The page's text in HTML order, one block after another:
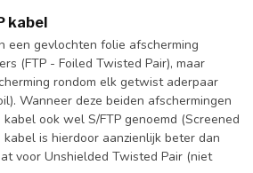
kabel
een gevlochten folie afscherming
(FTP - Foiled Twisted Pair), maar
rondom elk getwist aderpaar
Wanneer deze beiden afschermingen
ook wel S/FTP genoemd (Screened
kabel is hierdoor aanzienlijk beter dan
voor Unshielded Twisted Pair (niet